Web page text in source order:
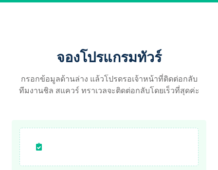
จองโปรแกรมทัวร์
กรอกข้อมูลด้านล่าง แล้วโปรดรอเจ้าหน้าที่ติดต่อกลับ
ทีมงานชิล สแควร์ ทราเวลจะติดต่อกลับโดยเร็วที่สุดค่ะ